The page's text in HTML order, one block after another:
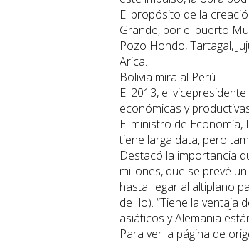
El propósito de la
Grande, por el puerto
Pozo Hondo, Tartagal,
Arica.
Bolivia mira al Perú
El 2013, el
económicas y
El ministro de
tiene larga data, pero
Destacó la importancia
millones, que se prevé
hasta llegar al altiplano
de Ilo). “Tiene la ventaja
asiáticos y Alemania
Para ver la página de